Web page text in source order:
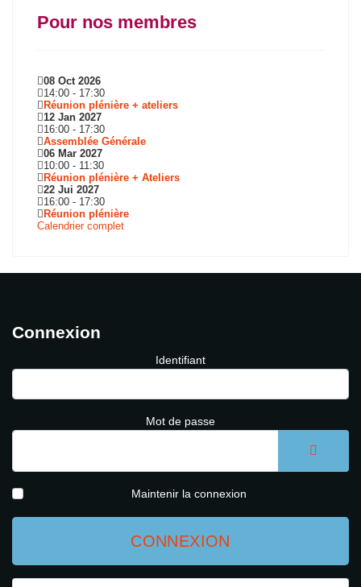
Pour nos membres
08 Oct 2026
14:00 - 17:30
Réunion plénière + ateliers
12 Jan 2027
16:00 - 17:30
Assemblée Générale
06 Mar 2027
10:00 - 11:30
Réunion plénière + Ateliers
22 Jui 2027
16:00 - 17:30
Réunion plénière
Calendrier complet
Connexion
Identifiant
Mot de passe
Maintenir la connexion
CONNEXION